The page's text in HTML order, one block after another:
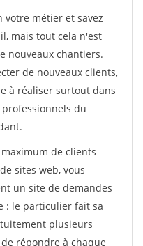
votre métier et savez
mais tout cela n'est
nouveaux chantiers.
de nouveaux clients,
à réaliser surtout dans
du
de clients
sites web, vous
un site de demandes
: le particulier fait sa
plusieurs
répondre à chaque